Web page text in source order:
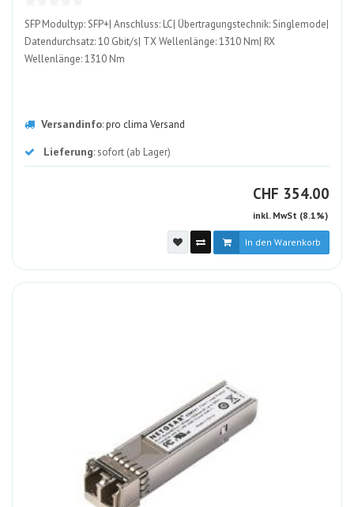
SFP Modultyp: SFP+| Anschluss: LC| Übertragungstechnik: Singlemode|
Datendurchsatz: 10 Gbit/s| TX Wellenlänge: 1310 Nm| RX
Wellenlänge: 1310 Nm
Versandinfo:pro clima Versand
Lieferung: sofort (ab Lager)
CHF CHF
354.00
inkl. MwSt (8.1%)
In den Warenkorb